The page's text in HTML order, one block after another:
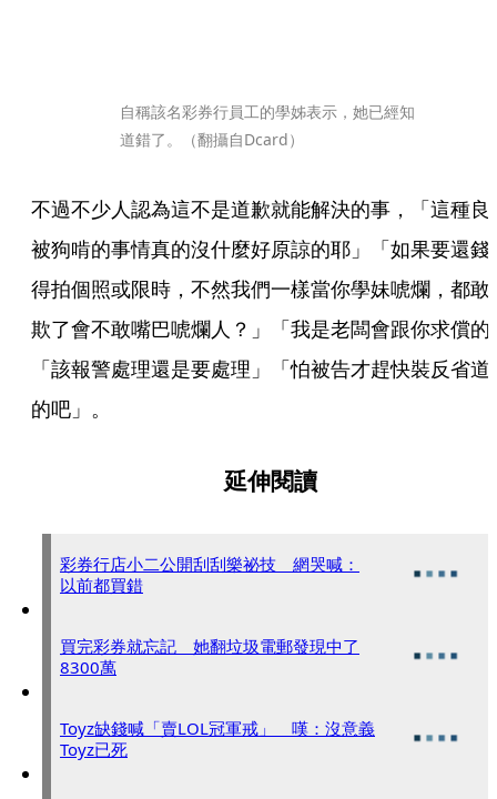
自稱該名彩券行員工的學姊表示，她已經知
道錯了。（翻攝自Dcard）
不過不少人認為這不是道歉就能解決的事，「這種良
被狗啃的事情真的沒什麼好原諒的耶」「如果要還錢
得拍個照或限時，不然我們一樣當你學妹唬爛，都敢
欺了會不敢嘴巴唬爛人？」「我是老闆會跟你求償的
「該報警處理還是要處理」「怕被告才趕快裝反省道
的吧」。
延伸閱讀
彩券行店小二公開刮刮樂祕技 網哭喊：
以前都買錯
買完彩券就忘記 她翻垃圾電郵發現中了
8300萬
Toyz缺錢喊「賣LOL冠軍戒」 嘆：沒意義
Toyz已死